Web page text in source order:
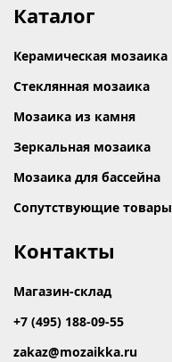
Каталог
Керамическая мозаика
Стеклянная мозаика
Мозаика из камня
Зеркальная мозаика
Мозаика для бассейна
Сопутствующие товары
Контакты
Магазин-склад
+7 (495) 188-09-55
zakaz@mozaikka.ru